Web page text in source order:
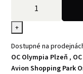
+
Dostupné na
OC Olympia Plzeň ,
Avion Shopping Park